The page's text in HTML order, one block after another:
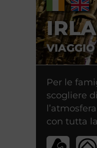
Per le
scogliere
con tutta